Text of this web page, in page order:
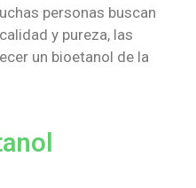
personas buscan
y pureza, las
un bioetanol de la